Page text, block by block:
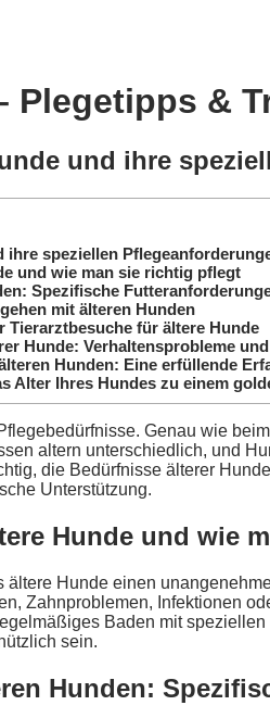
Plegetipps &
und ihre
ihre speziellen
und wie man sie richtig pflegt
Spezifische
mit älteren Hunden
Tierarztbesuche für ältere Hunde
Hunde: Verhaltensprobleme
Hunden: Eine erfüllende
Alter Ihres Hundes zu einem
Genau wie
altern unterschiedlich, und
die Bedürfnisse älterer
Unterstützung.
Hunde und wie
ältere Hunde einen
Zahnproblemen, Infektionen
Baden mit
sein.
Hunden: